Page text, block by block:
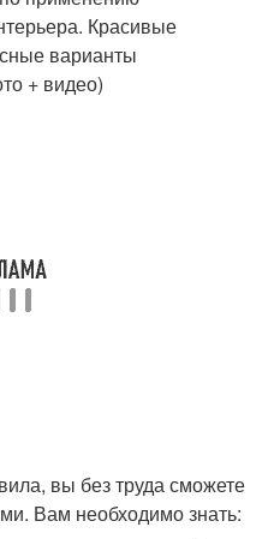
вы без труда сможете
Вам необходимо знать: